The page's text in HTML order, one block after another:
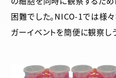
困難でした。NICO-1では様
ガーイベントを簡便に観察し